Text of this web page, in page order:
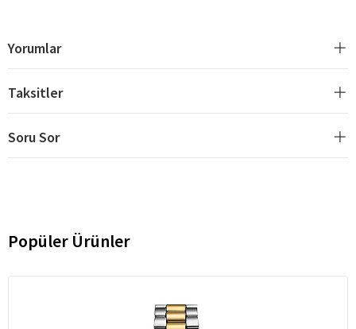
Yorumlar
Taksitler
Soru Sor
Popüler Ürünler